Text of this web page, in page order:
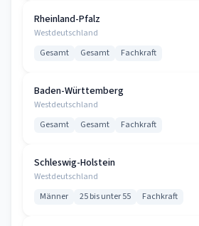
Rheinland-Pfalz
Westdeutschland
Gesamt Gesamt Fachkraft
Baden-Württemberg
Westdeutschland
Gesamt Gesamt Fachkraft
Schleswig-Holstein
Westdeutschland
Männer 25 bis unter 55 Fachkraft